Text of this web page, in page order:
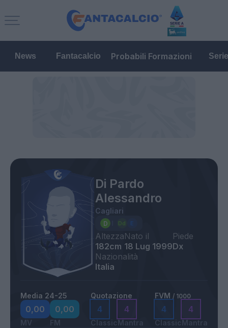
News Fantacalcio Probabili Formazioni
Di Pardo
Alessandro
Cagliari
Altezza
182cm
Nato il
18 Lug 1999
Piede
Dx
Nazionalità
Italia
Media 24-25
0,00
MV
0,00
FM
Quotazione
4
Classic
4
Mantra
FVM / 1000
4
Classic
4
Mantra